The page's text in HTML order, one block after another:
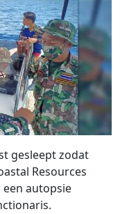
gesleept zodat
Resources
een autopsie